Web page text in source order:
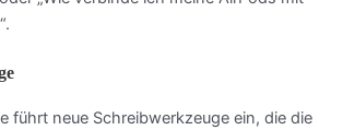
führt neue Schreibwerkzeuge ein, die die